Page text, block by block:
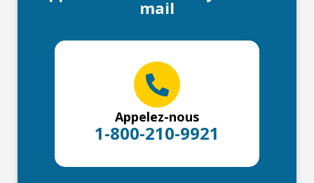
mail
Appelez-nous
1-800-210-9921